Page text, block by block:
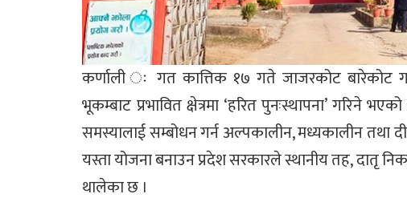
कर्णाली ः गत कात्तिक १७ गते जाजरकोट बारेकोट
भूकम्बाट प्रभावित क्षेत्रमा ‘हरित पुनःस्थापना’ गरिने
समस्यालाई सम्बोधन गर्न अल्पकालीन, मध्यकालीन तथा
यस्ता योजना बनाउन प्रदेश सरकारले स्थानीय तह, दातृ
थालेका छ ।